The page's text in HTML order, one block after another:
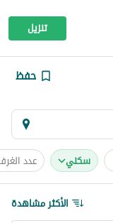
تنزيل
حفظ
سكني عدد
الأكثر مشاهدة